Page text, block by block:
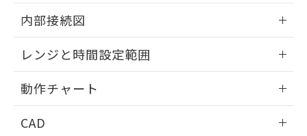
外形図
内部接続図
内部接続図
レンジと時間設定範囲
レンジと時間設定範囲
動作チャート
CAD
品・サービスに関するお客様との取
引・商談に必要な範囲で利用すること
をご了承ください。
の共同利用に関して"
用者の範囲」に記載されている法人を
指します。
下記の非含有証明書をダウンロードするこ
EU RoHS指令（10物質）の非含有証明書
51物質の非含有証明書（当社基準）
※本証明書は発行日時点で非含有を証明す
るもので、過去に遡って非含有を証明する
合意する キャンセル